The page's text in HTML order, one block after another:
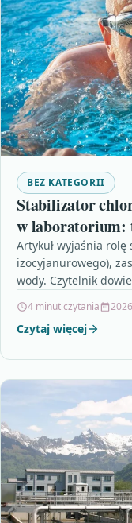
BEZ KATEGORII
Stabilizator
w laboratorium:
Artykuł wyjaśnia
izocyjanurowego),
wody. Czytelnik
4 minut czytania
Czytaj więcej